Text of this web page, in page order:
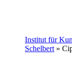
Institut für
Schelbert »